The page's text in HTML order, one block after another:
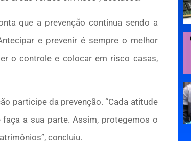
que a prevenção continua sendo a
e prevenir é sempre o melhor
o controle e colocar em risco casas,
participe da prevenção. “Cada atitude
a sua parte. Assim, protegemos o
concluiu.